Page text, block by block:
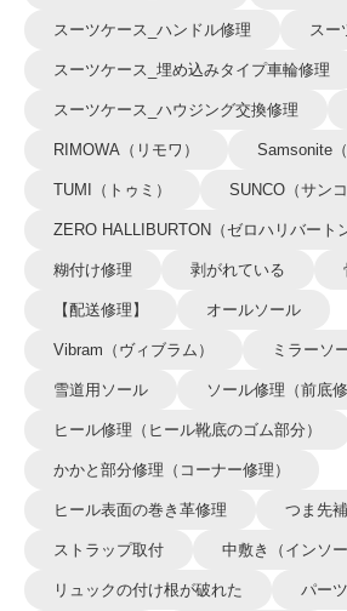
スーツケース_ハンドル修理 スー
スーツケース_埋め込みタイプ車輪修理
スーツケース_ハウジング交換修理
RIMOWA（リモワ） Samsonite
TUMI（トゥミ） SUNCO（サンコ
ZERO HALLIBURTON（ゼロハリバート
糊付け修理 剥がれている
【配送修理】 オールソール
Vibram（ヴィブラム） ミラーソ
雪道用ソール ソール修理（前底
ヒール修理（ヒール靴底のゴム部分）
かかと部分修理（コーナー修理）
ヒール表面の巻き革修理 つま先
ストラップ取付 中敷き（インソ
リュックの付け根が破れた パー